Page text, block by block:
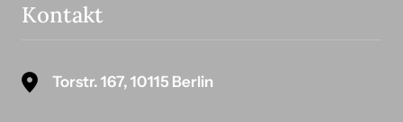
Kontakt
Torstr. 167, 10115 Berlin